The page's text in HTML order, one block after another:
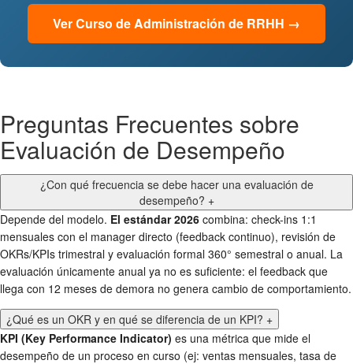
Ver Curso de Administración de RRHH →
Preguntas Frecuentes sobre
Evaluación de Desempeño
¿Con qué frecuencia se debe hacer una evaluación de
desempeño? +
Depende del modelo. El estándar 2026 combina: check-ins 1:1
mensuales con el manager directo (feedback continuo), revisión de
OKRs/KPIs trimestral y evaluación formal 360° semestral o anual. La
evaluación únicamente anual ya no es suficiente: el feedback que
llega con 12 meses de demora no genera cambio de comportamiento.
¿Qué es un OKR y en qué se diferencia de un KPI? +
KPI (Key Performance Indicator) es una métrica que mide el
desempeño de un proceso en curso (ej: ventas mensuales, tasa de